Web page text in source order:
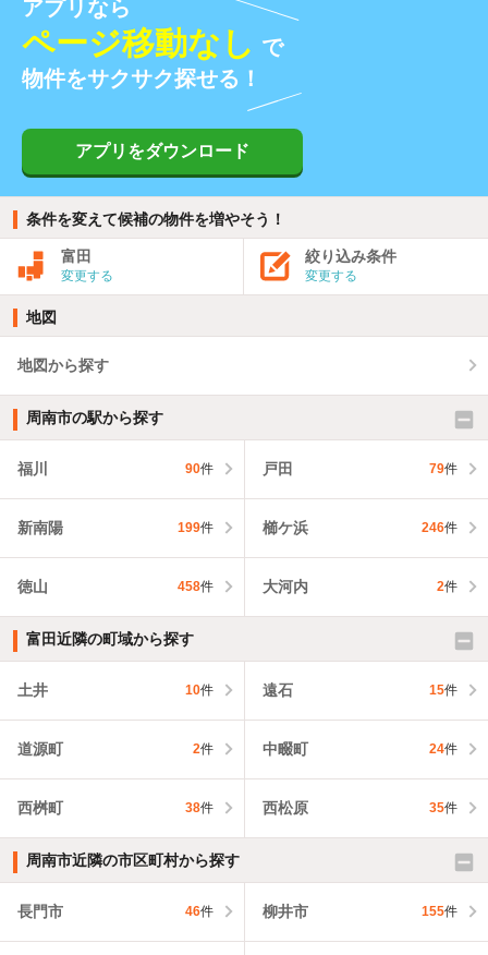
アプリなら
ページ移動なし で
物件をサクサク探せる！
アプリをダウンロード
条件を変えて候補の物件を増やそう！
富田
変更する
絞り込み条件
変更する
地図
地図から探す
周南市の駅から探す
福川 90件 戸田 79件
新南陽 199件 櫛ケ浜 246件
徳山 458件 大河内 2件
富田近隣の町域から探す
土井 10件 遠石 15件
道源町 2件 中畷町 24件
西桝町 38件 西松原 35件
周南市近隣の市区町村から探す
長門市 46件 柳井市 155件